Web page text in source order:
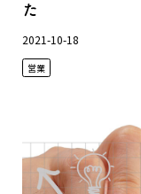
た
2021-10-18
営業